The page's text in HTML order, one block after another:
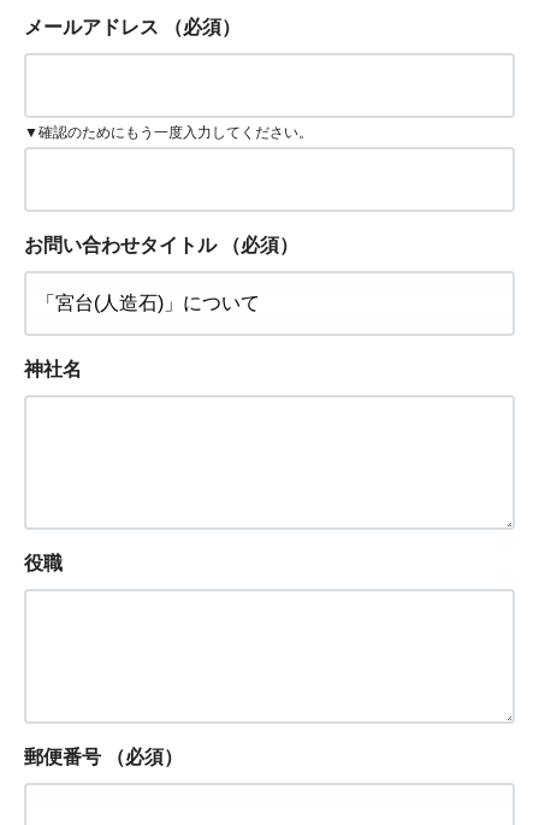
メールアドレス （必須）
▼確認のためにもう一度入力してください。
お問い合わせタイトル （必須）
神社名
役職
郵便番号 （必須）